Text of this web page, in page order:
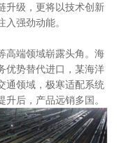
升级，更将以技术创新
强劲动能。
高端领域崭露头角。海
优势替代进口，某海洋
通领域，极寒适配系统
后，产品远销多国。